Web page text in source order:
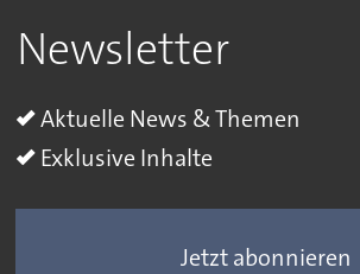
Newsletter
Aktuelle News & Themen
Exklusive Inhalte
Jetzt abonnieren